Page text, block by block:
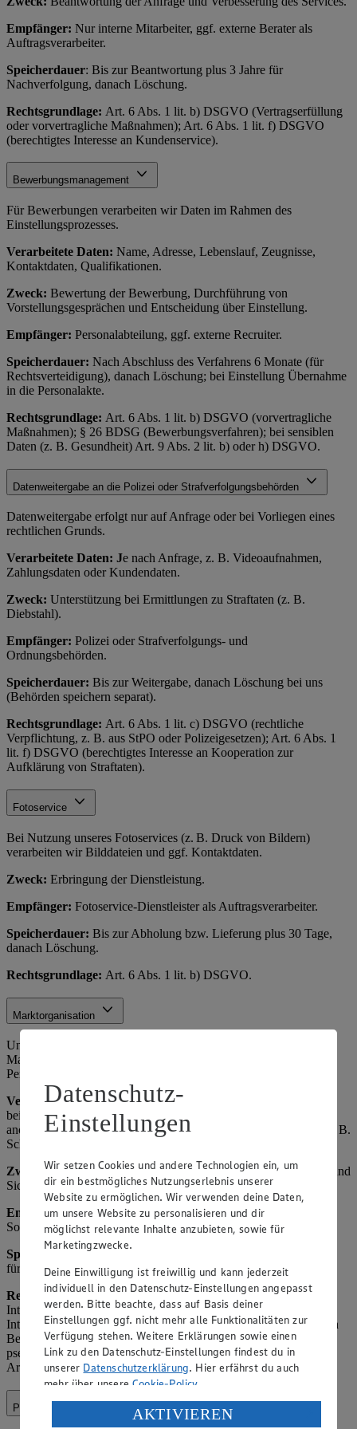
Empfänger: Nur interne Mitarbeiter, ggf. externe Berater als
Auftragsverarbeiter.
Speicherdauer: Bis zur Beantwortung plus 3 Jahre für
Nachverfolgung, danach Löschung.
Rechtsgrundlage: Art. 6 Abs. 1 lit. b) DSGVO (Vertragserfüllung
oder vorvertragliche Maßnahmen); Art. 6 Abs. 1 lit. f) DSGVO
(berechtigtes Interesse an Kundenservice).
Bewerbungsmanagement
Für Bewerbungen verarbeiten wir Daten im Rahmen des
Einstellungsprozesses.
Verarbeitete Daten: Name, Adresse, Lebenslauf, Zeugnisse,
Kontaktdaten, Qualifikationen.
Zweck: Bewertung der Bewerbung, Durchführung von
Vorstellungsgesprächen und Entscheidung über Einstellung.
Empfänger: Personalabteilung, ggf. externe Recruiter.
Speicherdauer: Nach Abschluss des Verfahrens 6 Monate (für
Rechtsverteidigung), danach Löschung; bei Einstellung Übernahme
in die Personalakte.
Rechtsgrundlage: Art. 6 Abs. 1 lit. b) DSGVO (vorvertragliche
Maßnahmen); § 26 BDSG (Bewerbungsverfahren); bei sensiblen
Daten (z. B. Gesundheit) Art. 9 Abs. 2 lit. b) oder h) DSGVO.
Datenweitergabe an die Polizei oder Strafverfolgungsbehörden
Datenweitergabe erfolgt nur auf Anfrage oder bei Vorliegen eines
rechtlichen Grunds.
Verarbeitete Daten: Je nach Anfrage, z. B. Videoaufnahmen,
Zahlungsdaten oder Kundendaten.
Zweck: Unterstützung bei Ermittlungen zu Straftaten (z. B.
Diebstahl).
Empfänger: Polizei oder Strafverfolgungs- und
Ordnungsbehörden.
Speicherdauer: Bis zur Weitergabe, danach Löschung bei uns
(Behörden speichern separat).
Rechtsgrundlage: Art. 6 Abs. 1 lit. c) DSGVO (rechtliche
Verpflichtung, z. B. aus StPO oder Polizeigesetzen); Art. 6 Abs. 1
lit. f) DSGVO (berechtigtes Interesse an Kooperation zur
Aufklärung von Straftaten).
Fotoservice
Bei Nutzung unseres Fotoservices (z. B. Druck von Bildern)
verarbeiten wir Bilddateien und ggf. Kontaktdaten.
Zweck: Erbringung der Dienstleistung.
Empfänger: Fotoservice-Dienstleister als Auftragsverarbeiter.
Speicherdauer: Bis zur Abholung bzw. Lieferung plus 30 Tage,
danach Löschung.
Rechtsgrundlage: Art. 6 Abs. 1 lit. b) DSGVO.
Marktorganisation
Unter Marktorganisation fallen die interne Organisation des
Marktbetriebs, einschließlich Lagerverwaltung,
Personaleinsatzplanung und Kundenservice-Optimierung.
Verarbeitete Daten:Name und Kontaktdaten von Kunden (z. B.
bei Reservierungen oder Beschwerden), Einkaufsverhalten (z. B.
anonymisierte Statistiken zu Verkaufszahlen), Mitarbeiterdaten (z. B.
Schichtpläne).
Zweck:Effiziente Betriebsführung, Verbesserung des Angebots und
Sicherstellung der Verfügbarkeit von Waren.
Empfänger:Interne Abteilungen, ggf. externe Dienstleister für
Software (z. B. ERP-Systeme als Auftragsverarbeiter).
Speicherdauer
: Bis zum Erreichen des Zwecks, maximal 3 Jahre
für Analysen, danach Anonymisierung oder Löschung.
Rechtsgrundlage:Art. 6 Abs. 1 lit. f) DSGVO (berechtigtes
Interesse des Marktes an effizienter Organisation; die berechtigten
Interessen des Verantwortlichen überwiegen die schutzbedürftigen
Belange der Betroffenen, da Daten nur minimal und ggf.
pseudonymisiert verarbeitet werden); bei vertraglichen Aspekten
Art. 6 Abs. 1 lit. b) DSGVO.
Payback-Programm
Datenschutz-
Einstellungen
Wir setzen Cookies und andere Technologien ein, um
dir ein bestmögliches Nutzungserlebnis unserer
Website zu ermöglichen. Wir verwenden deine Daten,
um unsere Website zu personalisieren und dir
möglichst relevante Inhalte anzubieten, sowie für
Marketingzwecke.
Deine Einwilligung ist freiwillig und kann jederzeit
individuell in den Datenschutz-Einstellungen angepasst
werden. Bitte beachte, dass auf Basis deiner
Einstellungen ggf. nicht mehr alle Funktionalitäten zur
Verfügung stehen. Weitere Erklärungen sowie einen
Link zu den Datenschutz-Einstellungen findest du in
unserer Datenschutzerklärung. Hier erfährst du auch
mehr über unsereCookie-Policy.
Verarbeitung deiner personenbezogenen Daten in den
AKTIVIEREN